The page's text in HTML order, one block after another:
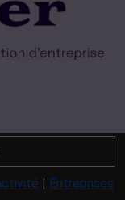
| Entreprises